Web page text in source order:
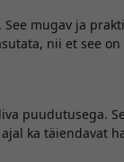
See mugav ja
nii et see on
puudutusega.
ka täiendavat